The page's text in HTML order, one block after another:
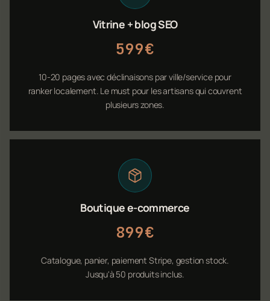
Vitrine + blog SEO
599€
10-20 pages avec déclinaisons par ville/service pour
ranker localement. Le must pour les artisans qui couvrent
plusieurs zones.
Boutique e-commerce
899€
Catalogue, panier, paiement Stripe, gestion stock.
Jusqu'à 50 produits inclus.